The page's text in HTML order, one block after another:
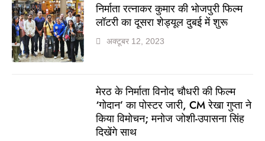
निर्माता रत्नाकर कुमार की भोजपुरी फिल्म
लॉटरी का दूसरा शेड्यूल दुबई में शुरू
अक्टूबर 12, 2023
मेरठ के निर्माता विनोद चौधरी की फिल्म
‘गोदान’ का पोस्टर जारी, CM रेखा गुप्ता ने
किया विमोचन; मनोज जोशी-उपासना सिंह
दिखेंगे साथ